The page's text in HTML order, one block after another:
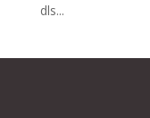
dls...